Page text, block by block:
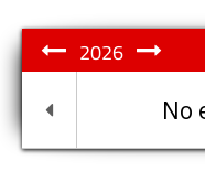
2026
No